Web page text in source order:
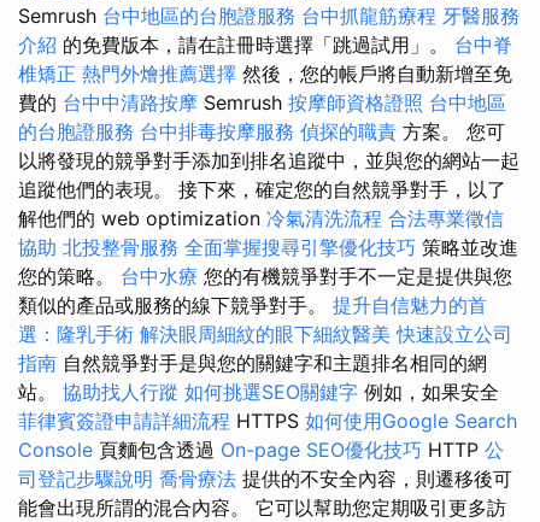
Semrush 台中地區的台胞證服務 台中抓龍筋療程 牙醫服務
介紹 的免費版本，請在註冊時選擇「跳過試用」。 台中脊
椎矯正 熱門外燴推薦選擇 然後，您的帳戶將自動新增至免
費的 台中中清路按摩 Semrush 按摩師資格證照 台中地區
的台胞證服務 台中排毒按摩服務 偵探的職責 方案。 您可
以將發現的競爭對手添加到排名追蹤中，並與您的網站一起
追蹤他們的表現。 接下來，確定您的自然競爭對手，以了
解他們的 web optimization 冷氣清洗流程 合法專業徵信
協助 北投整骨服務 全面掌握搜尋引擎優化技巧 策略並改進
您的策略。 台中水療 您的有機競爭對手不一定是提供與您
類似的產品或服務的線下競爭對手。 提升自信魅力的首
選：隆乳手術 解決眼周細紋的眼下細紋醫美 快速設立公司
指南 自然競爭對手是與您的關鍵字和主題排名相同的網
站。 協助找人行蹤 如何挑選SEO關鍵字 例如，如果安全
菲律賓簽證申請詳細流程 HTTPS 如何使用Google Search
Console 頁麵包含透過 On-page SEO優化技巧 HTTP 公
司登記步驟說明 喬骨療法 提供的不安全內容，則遷移後可
能會出現所謂的混合內容。 它可以幫助您定期吸引更多訪